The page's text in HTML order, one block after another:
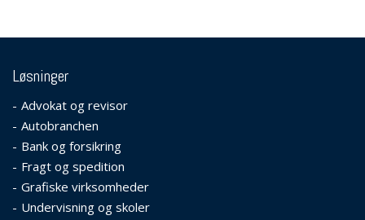
Løsninger
Advokat og revisor
Autobranchen
Bank og forsikring
Fragt og spedition
Grafiske virksomheder
Undervisning og skoler